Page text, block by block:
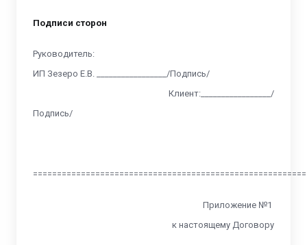
Подписи сторон
Руководитель:
ИП Зезеро Е.В. _________________/Подпись/
Клиент:_________________/
Подпись/
Приложение №1
к настоящему Договору